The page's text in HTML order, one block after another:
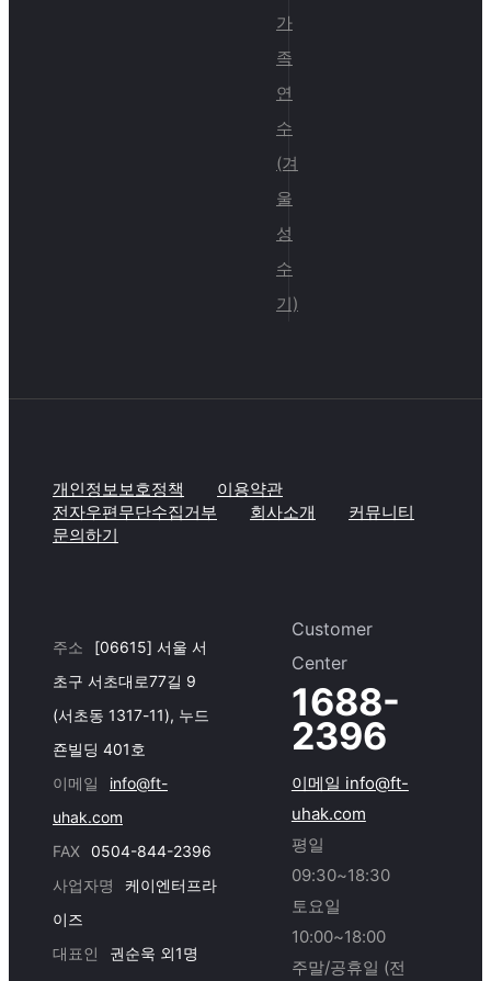
가
족
연
수
(겨
울
성
수
기)
개인정보보호정책
이용약관
전자우편무단수집거부
회사소개
커뮤니티
문의하기
주소
[06615] 서울 서
초구 서초대로77길 9
(서초동 1317-11), 누드
죤빌딩 401호
이메일
info@ft-
uhak.com
FAX 0504-844-2396
사업자명
케이엔터프라
이즈
대표인
권순욱 외1명
Customer
Center
1688-
2396
이메일 info@ft-
uhak.com
평일
09:30~18:30
토요일
10:00~18:00
주말/공휴일 (전